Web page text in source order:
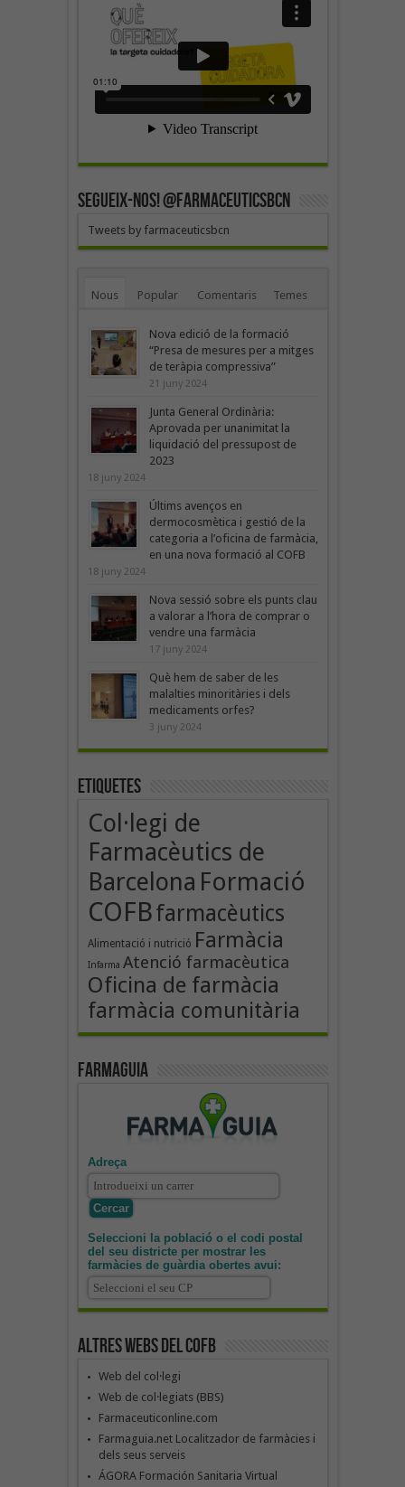
SEGUEIX-NOS! @farmaceuticsbcn
Tweets by farmaceuticsbcn
Nous Popular Comentaris Temes
Nova edició de la formació
“Presa de mesures per a mitges
de teràpia compressiva”
21 juny 2024
Junta General Ordinària:
Aprovada per unanimitat la
liquidació del pressupost de
2023
18 juny 2024
Últims avenços en
dermocosmètica i gestió de la
categoria a l’oficina de farmàcia,
en una nova formació al COFB
18 juny 2024
Nova sessió sobre els punts clau
a valorar a l’hora de comprar o
vendre una farmàcia
17 juny 2024
Què hem de saber de les
malalties minoritàries i dels
medicaments orfes?
3 juny 2024
Etiquetes
Col·legi de
Farmacèutics de
Barcelona Formació
COFBfarmacèutics
Alimentació i nutrició Farmàcia
Infarma Atenció farmacèutica
Oficina de farmàcia
farmàcia comunitària
Farmaguia
Adreça
Seleccioni la població o el codi postal
del seu districte per mostrar les
farmàcies de guàrdia obertes avui:
Altres webs del COFB
Web del col·legi
Web de col·legiats (BBS)
Farmaceuticonline.com
Farmaguia.net Localitzador de farmàcies i
dels seus serveis
ÁGORA Formación Sanitaria Virtual